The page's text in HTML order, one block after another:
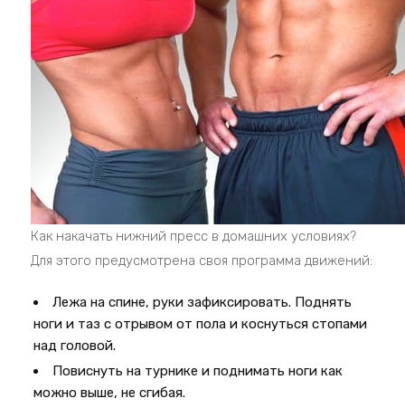
Как накачать нижний пресс в домашних условиях?
Для этого предусмотрена своя программа движений:
Лежа на спине, руки зафиксировать. Поднять
ноги и таз с отрывом от пола и коснуться стопами
над головой.
Повиснуть на турнике и поднимать ноги как
можно выше, не сгибая.